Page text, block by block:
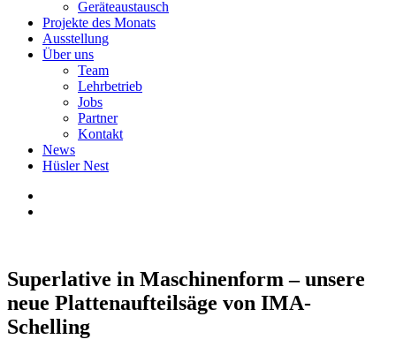
Geräteaustausch
Projekte des Monats
Ausstellung
Über uns
Team
Lehrbetrieb
Jobs
Partner
Kontakt
News
Hüsler Nest
Superlative in Maschinenform – unsere
neue Plattenaufteilsäge von IMA-
Schelling